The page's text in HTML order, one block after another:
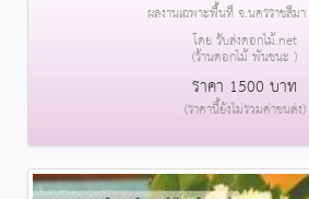
ผลงานเฉพาะพื้นที่ จ.นครราชสีม
โดย รับส่งดอกไม้.net
(ร้านดอกไม้ พันชนะ )
ราคา 1500 บาท
(ราคานี้ยังไม่รวมค่าขนส่ง)